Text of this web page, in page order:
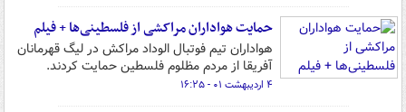
حمایت هواداران مراکشی از فلسطینی‌ها + فیلم
هواداران تیم فوتبال الوداد مراکش در لیگ قهرمانان
آفریقا از مردم مظلوم فلسطین حمایت کردند.
۴ اردیبهشت ۰۱ - ۱۶:۲۵